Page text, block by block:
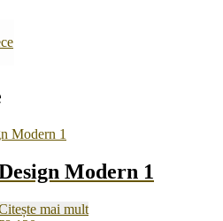
Modern 1
mai mult